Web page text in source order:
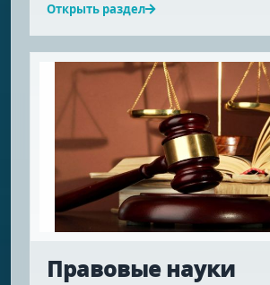
Открыть раздел
Правовые науки